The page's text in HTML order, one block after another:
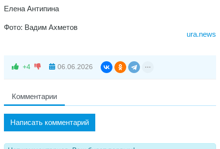
Елена Антипина
Фото: Вадим Ахметов
ura.news
+4 06.06.2026
Комментарии
Написать комментарий